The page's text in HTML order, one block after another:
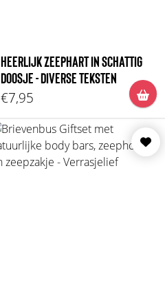
HEERLIJK ZEEPHART IN SCHATTIG
DOOSJE - DIVERSE TEKSTEN
€7,95